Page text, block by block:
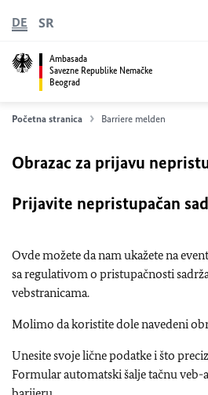
Ambasada
Savezne Republike Nemačke
Beograd
DE SR
Početna stranica Barriere melden
Obrazac za prijavu
Prijavite nepristupačan
Ovde možete da nam ukažete na
sa regulativom o pristupačnosti
vebstranicama.
Molimo da koristite dole navedeni
Unesite svoje lične podatke i što
Formular automatski šalje tačnu veb-